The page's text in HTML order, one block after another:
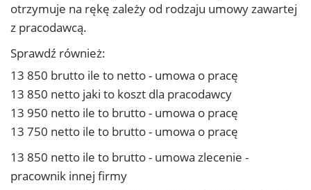
otrzymuje na rękę zależy od rodzaju umowy zawartej
z pracodawcą.
Sprawdź również:
13 850 brutto ile to netto - umowa o pracę
13 850 netto jaki to koszt dla pracodawcy
13 950 netto ile to brutto - umowa o pracę
13 750 netto ile to brutto - umowa o pracę
13 850 netto ile to brutto - umowa zlecenie -
pracownik innej firmy